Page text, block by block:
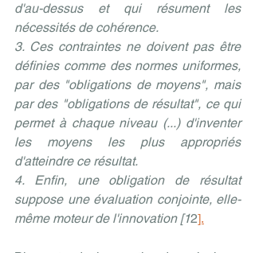
d'au-dessus et qui résument les
nécessités de cohérence.
3. Ces contraintes ne doivent pas être
définies comme des normes uniformes,
par des "obligations de moyens", mais
par des "obligations de résultat", ce qui
permet à chaque niveau (...) d'inventer
les moyens les plus appropriés
d'atteindre ce résultat.
4. Enfin, une obligation de résultat
suppose une évaluation conjointe, elle-
même moteur de l'innovation [12].